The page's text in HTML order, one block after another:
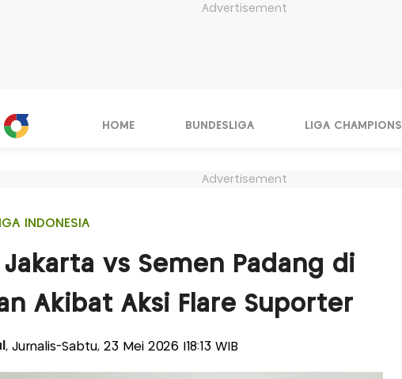
Advertisement
HOME BUNDESLIGA LIGA CHAMPIONS
Advertisement
INDONESIA
Jakarta vs Semen Padang di
Akibat Aksi Flare Suporter
, Jurnalis-Sabtu, 23 Mei 2026 |18:13 WIB